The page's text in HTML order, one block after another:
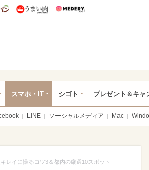
し うまいパン うまい肉
スマホ・IT シゴト プレゼント＆キャ
LINE ソーシャルメディア Mac
レイに撮るコツ3＆都内の厳選10スポット